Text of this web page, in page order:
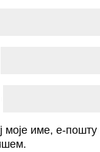
моје име, е-